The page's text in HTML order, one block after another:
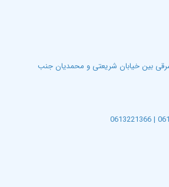
بین خیابان شریعتی و محمدیان جنب